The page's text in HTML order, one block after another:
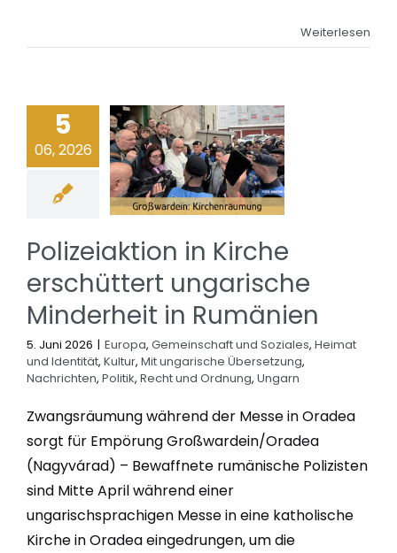
Weiterlesen
5
06, 2026
Polizeiaktion in Kirche
erschüttert ungarische
Minderheit in Rumänien
5. Juni 2026 | Europa, Gemeinschaft und Soziales, Heimat
und Identität, Kultur, Mit ungarische Übersetzung,
Nachrichten, Politik, Recht und Ordnung, Ungarn
Zwangsräumung während der Messe in Oradea
sorgt für Empörung Großwardein/Oradea
(Nagyvárad) – Bewaffnete rumänische Polizisten
sind Mitte April während einer
ungarischsprachigen Messe in eine katholische
Kirche in Oradea eingedrungen, um die